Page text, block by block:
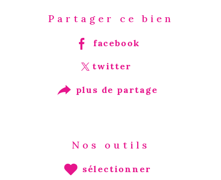
Partager ce bien
facebook
twitter
plus de partage
Nos outils
sélectionner